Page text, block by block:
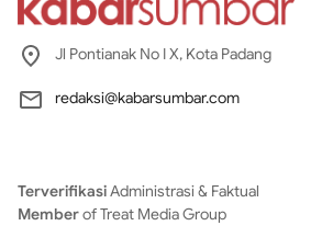
Jl Pontianak No I X, Kota Padang
redaksi@kabarsumbar.com
TerverifikasiAdministrasi & Faktual
Memberof Treat Media Group